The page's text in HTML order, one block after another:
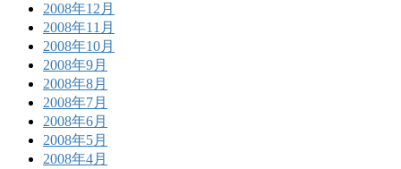
2008年12月
2008年11月
2008年10月
2008年9月
2008年8月
2008年7月
2008年6月
2008年5月
2008年4月